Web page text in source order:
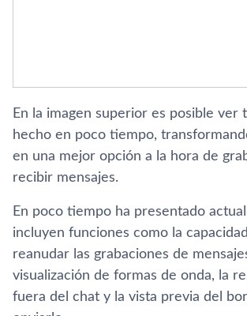
En la imagen superior es posible ver
hecho en poco tiempo,
en una mejor opción a la hora de
recibir mensajes.
En poco tiempo ha presentado
incluyen funciones como la
reanudar las grabaciones de
visualización de formas de onda, la
fuera del chat y la vista previa del